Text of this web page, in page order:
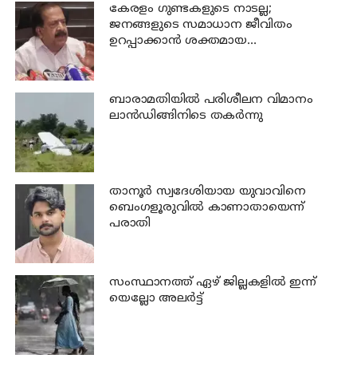
കേരളം ഗുണ്ടകളുടെ നാടല്ല;
ജനങ്ങളുടെ സമാധാന ജീവിതം
ഉറപ്പാക്കാന്‍ ശക്തമായ
ബാരാമതിയില്‍ പരിശീലന വിമാനം
ലാന്‍ഡിങ്ങിനിടെ തകര്‍ന്നു
താനൂര്‍ സ്വദേശിയായ യുവാവിനെ
ബെംഗളൂരുവില്‍ കാണാതായെന്ന്
പരാതി
സംസ്ഥാനത്ത് ഏഴ് ജില്ലകളില്‍ ഇന്ന്
യെല്ലോ അലര്‍ട്ട്